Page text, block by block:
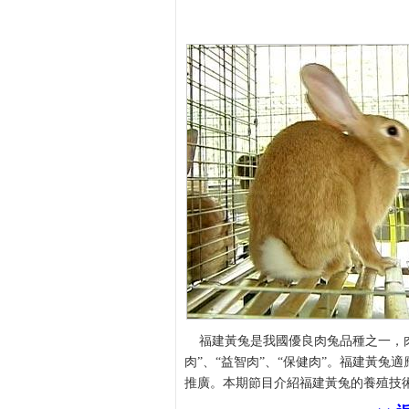
福建黃兔是我國優良肉兔品種之一，
肉”、“益智肉”、“保健肉”。福建黃兔
推廣。本期節目介紹福建黃兔的養殖技